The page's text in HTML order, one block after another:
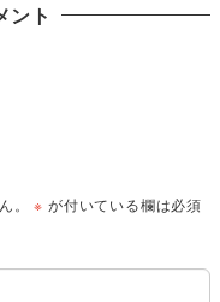
ント
。 ※ が付いている欄は必須